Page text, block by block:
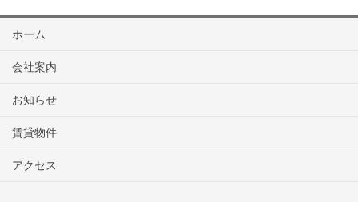
ホーム
会社案内
お知らせ
賃貸物件
アクセス